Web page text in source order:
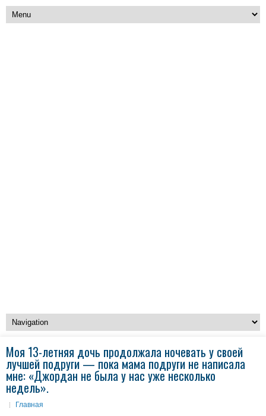
Моя 13-летняя дочь продолжала ночевать у своей
лучшей подруги — пока мама подруги не написала
мне: «Джордан не была у нас уже несколько
недель».
Главная